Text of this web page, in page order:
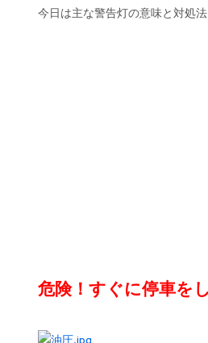
今日は主な警告灯の意味と対処
危険！すぐに停車を